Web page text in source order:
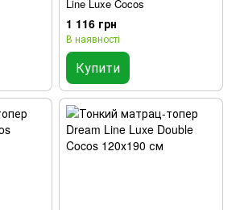
Line Luxe Cocos
1 116 грн
В наявності
Купити